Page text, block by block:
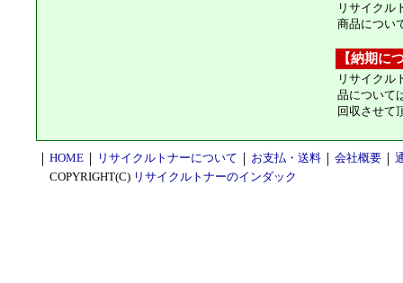
リサイクル
商品につい
【納期に
リサイクル
品について
回収させて
HOME リサイクルトナーについて お支払・送料 会社概要
COPYRIGHT(C) リサイクルトナーのインダック